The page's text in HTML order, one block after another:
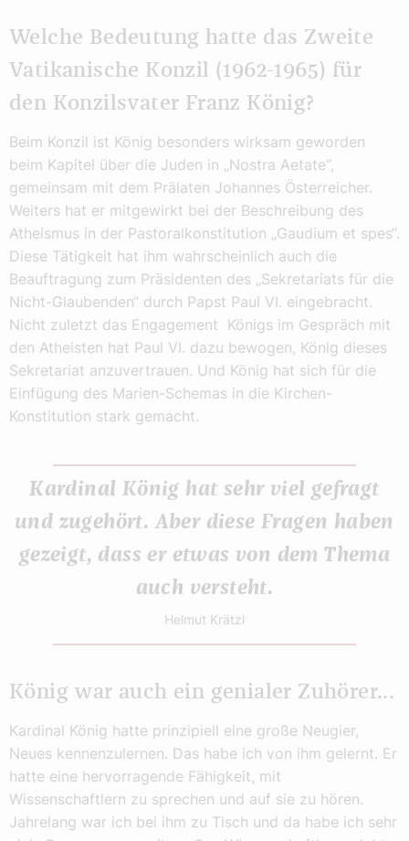
Welche Bedeutung hatte das Zweite
Vatikanische Konzil (1962-1965) für
den Konzilsvater Franz König?
Beim Konzil ist König besonders wirksam geworden
beim Kapitel über die Juden in „Nostra Aetate“,
gemeinsam mit dem Prälaten Johannes Österreicher.
Weiters hat er mitgewirkt bei der Beschreibung des
Atheismus in der Pastoralkonstitution „Gaudium et spes“.
Diese Tätigkeit hat ihm wahrscheinlich auch die
Beauftragung zum Präsidenten des „Sekretariats für die
Nicht-Glaubenden“ durch Papst Paul VI. eingebracht.
Nicht zuletzt das Engagement Königs im Gespräch mit
den Atheisten hat Paul VI. dazu bewogen, König dieses
Sekretariat anzuvertrauen. Und König hat sich für die
Einfügung des Marien-Schemas in die Kirchen-
Konstitution stark gemacht.
Kardinal König hat sehr viel gefragt
und zugehört. Aber diese Fragen haben
gezeigt, dass er etwas von dem Thema
auch versteht.
Helmut Krätzl
König war auch ein genialer Zuhörer...
Kardinal König hatte prinzipiell eine große Neugier,
Neues kennenzulernen. Das habe ich von ihm gelernt. Er
hatte eine hervorragende Fähigkeit, mit
Wissenschaftlern zu sprechen und auf sie zu hören.
Jahrelang war ich bei ihm zu Tisch und da habe ich sehr